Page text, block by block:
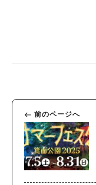
前のページへ